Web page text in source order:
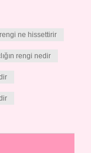
ne hissettirir
rengi nedir